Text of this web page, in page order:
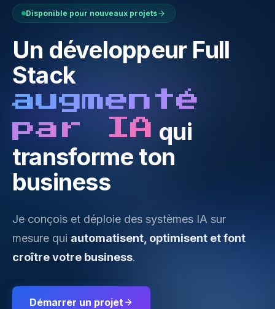
Disponible pour nouveaux projets
Un développeur Full
Stack
augmenté
par IA qui
transforme ton
business
Je conçois et déploie des systèmes IA sur
mesure qui automatisent, optimisent et font
croître votre business.
Démarrer un projet